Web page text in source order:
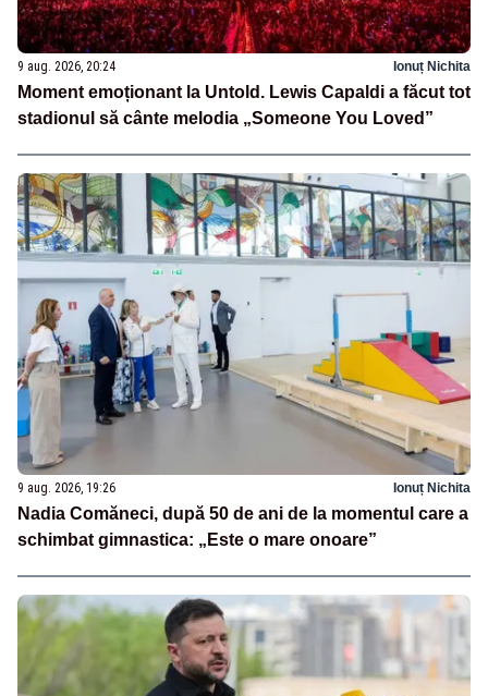
9 aug. 2026, 20:24 Ionuț Nichita
Moment emoționant la Untold. Lewis Capaldi a făcut tot
stadionul să cânte melodia „Someone You Loved”
9 aug. 2026, 19:26 Ionuț Nichita
Nadia Comăneci, după 50 de ani de la momentul care a
schimbat gimnastica: „Este o mare onoare”